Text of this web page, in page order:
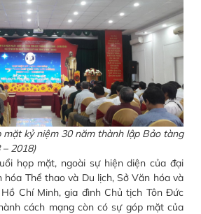
mặt kỷ niệm 30 năm thành lập Bảo tàng
2018)
mặt, ngoài sự hiện diện của đại
hóa Thể thao và Du lịch, Sở Văn hóa và
Chí Minh, gia đình Chủ tịch Tôn Đức
cách mạng còn có sự góp mặt của